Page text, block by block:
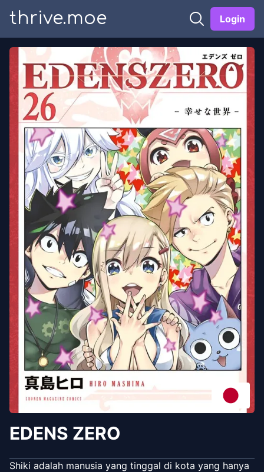
thrive.moe Login
EDENS ZERO
Shiki adalah manusia yang tinggal di kota yang hanya